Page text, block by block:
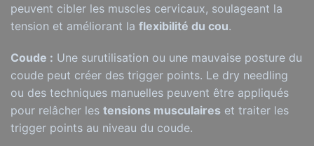
peuvent cibler les muscles cervicaux, soulageant la
tension et améliorant la flexibilité du cou.
Coude : Une surutilisation ou une mauvaise posture du
coude peut créer des trigger points. Le dry needling
ou des techniques manuelles peuvent être appliqués
pour relâcher les tensions musculaires et traiter les
trigger points au niveau du coude.